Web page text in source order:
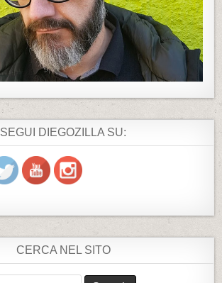
SEGUI DIEGOZILLA SU:
CERCA NEL SITO